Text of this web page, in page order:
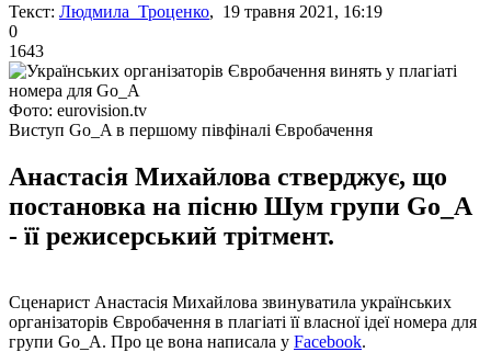
Текст: Людмила Троценко, 19 травня 2021, 16:19
0
1643
Фото: eurovision.tv
Виступ Go_A в першому півфіналі Євробачення
Анастасія Михайлова стверджує, що
постановка на пісню Шум групи Go_A
- її режисерський трітмент.
Сценарист Анастасія Михайлова звинуватила українських
організаторів Євробачення в плагіаті її власної ідеї номера для
групи Go_A. Про це вона написала у Facebook.